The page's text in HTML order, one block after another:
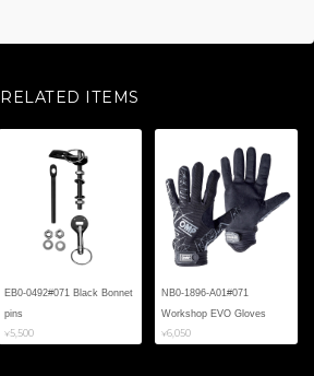
RELATED ITEMS
EB0-0492#071 Black Bonnet
pins
¥5,500
NB0-1896-A01#071
Workshop EVO Gloves
¥6,050